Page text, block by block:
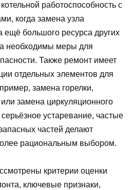
работоспособность с
когда замена узла
ещё большого ресурса других
необходимы меры для
Также ремонт имеет
отдельных элементов для
замена горелки,
замена циркуляционного
устаревание, частые
частей делают
рациональным выбором.
критерии оценки
ключевые признаки,